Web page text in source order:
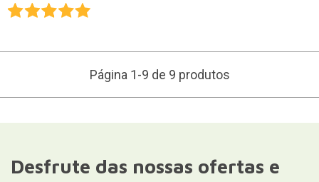
Página 1-9 de 9 produtos
Desfrute das nossas ofertas e